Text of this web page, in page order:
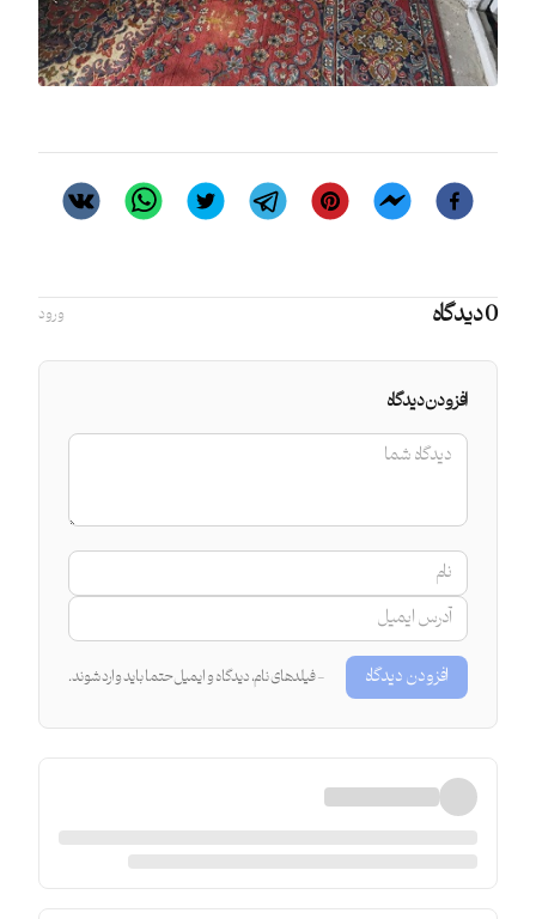
0 دیدگاه ورود
افزودن دیدگاه
افزودن دیدگاه - فیلدهای نام، دیدگاه و ایمیل حتما باید وارد شوند.